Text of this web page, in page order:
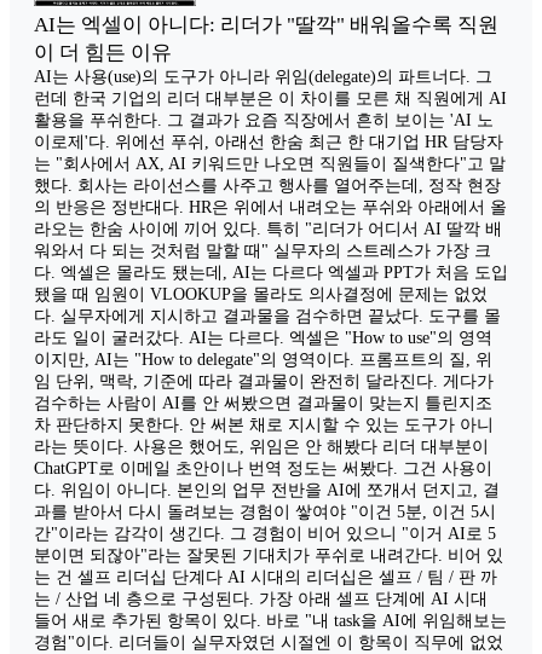
AI는 엑셀이 아니다: 리더가 "딸깍" 배워올수록 직원
이 더 힘든 이유
AI는 사용(use)의 도구가 아니라 위임(delegate)의 파트너다. 그
런데 한국 기업의 리더 대부분은 이 차이를 모른 채 직원에게 AI
활용을 푸쉬한다. 그 결과가 요즘 직장에서 흔히 보이는 'AI 노
이로제'다. 위에선 푸쉬, 아래선 한숨 최근 한 대기업 HR 담당자
는 "회사에서 AX, AI 키워드만 나오면 직원들이 질색한다"고 말
했다. 회사는 라이선스를 사주고 행사를 열어주는데, 정작 현장
의 반응은 정반대다. HR은 위에서 내려오는 푸쉬와 아래에서 올
라오는 한숨 사이에 끼어 있다. 특히 "리더가 어디서 AI 딸깍 배
워와서 다 되는 것처럼 말할 때" 실무자의 스트레스가 가장 크
다. 엑셀은 몰라도 됐는데, AI는 다르다 엑셀과 PPT가 처음 도입
됐을 때 임원이 VLOOKUP을 몰라도 의사결정에 문제는 없었
다. 실무자에게 지시하고 결과물을 검수하면 끝났다. 도구를 몰
라도 일이 굴러갔다. AI는 다르다. 엑셀은 "How to use"의 영역
이지만, AI는 "How to delegate"의 영역이다. 프롬프트의 질, 위
임 단위, 맥락, 기준에 따라 결과물이 완전히 달라진다. 게다가
검수하는 사람이 AI를 안 써봤으면 결과물이 맞는지 틀린지조
차 판단하지 못한다. 안 써본 채로 지시할 수 있는 도구가 아니
라는 뜻이다. 사용은 했어도, 위임은 안 해봤다 리더 대부분이
ChatGPT로 이메일 초안이나 번역 정도는 써봤다. 그건 사용이
다. 위임이 아니다. 본인의 업무 전반을 AI에 쪼개서 던지고, 결
과를 받아서 다시 돌려보는 경험이 쌓여야 "이건 5분, 이건 5시
간"이라는 감각이 생긴다. 그 경험이 비어 있으니 "이거 AI로 5
분이면 되잖아"라는 잘못된 기대치가 푸쉬로 내려간다. 비어 있
는 건 셀프 리더십 단계다 AI 시대의 리더십은 셀프 / 팀 / 판 까
는 / 산업 네 층으로 구성된다. 가장 아래 셀프 단계에 AI 시대
들어 새로 추가된 항목이 있다. 바로 "내 task을 AI에 위임해보는
경험"이다. 리더들이 실무자였던 시절엔 이 항목이 직무에 없었